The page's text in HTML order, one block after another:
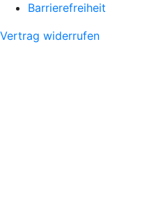
Barrierefreiheit
Vertrag widerrufen